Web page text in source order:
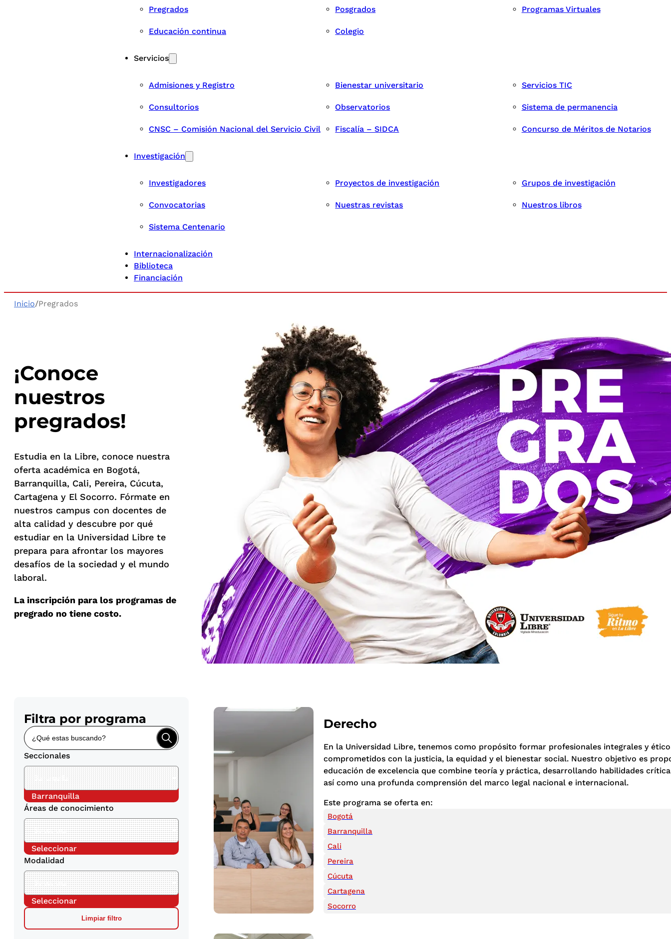
Pregrados Posgrados Programas Virtuales
Educación continua Colegio
Servicios
Admisiones y Registro Bienestar universitario Servicios TIC
Consultorios Observatorios Sistema de permanencia
CNSC – Comisión Nacional del Servicio Civil Fiscalía – SIDCA Concurso de Méritos de Notarios
Investigación
Investigadores Proyectos de investigación Grupos de investigación
Convocatorias Nuestras revistas Nuestros libros
Sistema Centenario
Internacionalización
Biblioteca
Financiación
Inicio/Pregrados
¡Conoce
nuestros
pregrados!
Estudia en la Libre, conoce nuestra
oferta académica en Bogotá,
Barranquilla, Cali, Pereira, Cúcuta,
Cartagena y El Socorro. Fórmate en
nuestros campus con docentes de
alta calidad y descubre por qué
estudiar en la Universidad Libre te
prepara para afrontar los mayores
desafíos de la sociedad y el mundo
laboral.
La inscripción para los programas de
pregrado no tiene costo.
Filtra por programa
Seccionales
Barranquilla
Áreas de conocimiento
Seleccionar
Modalidad
Seleccionar
Limpiar filtro
Derecho
En la Universidad Libre, tenemos como propósito formar profesionales integrales y
comprometidos con la justicia, la equidad y el bienestar social. Nuestro objetivo es
educación de excelencia que combine teoría y práctica, desarrollando habilidades
así como una profunda comprensión del marco legal nacional e internacional.
Este programa se oferta en:
Bogotá
Barranquilla
Cali
Pereira
Cúcuta
Cartagena
Socorro